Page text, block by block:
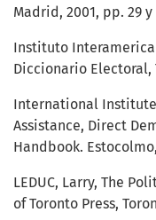
Madrid, 2001, pp. 29 y
Instituto
Diccionario Electoral,
International
Assistance, Direct
Handbook.
LEDUC, Larry, The
of Toronto Press,